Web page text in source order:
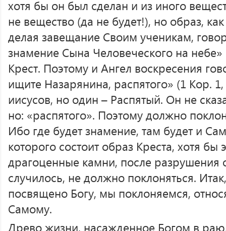
хотя бы он был сделан и из иного
не вещество (да не будет!), но образ,
делая завещание Своим ученикам,
знамение Сына Человеческого на
Крест. Поэтому и Ангел воскресения
ищите Назарянина, распятого» (1 Кор.
иисусов, но один – Распятый. Он не
но: «распятого». Поэтому должно
Ибо где будет знамение, там будет и
которого состоит образ Креста, хотя бы
драгоценные камни, после разрушения
случилось, не должно поклоняться.
посвящено Богу, мы поклоняемся,
Самому.
Древо жизни, насажденное Богом в